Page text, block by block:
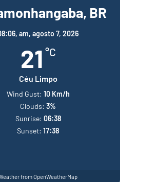
BR
am, agosto 7, 2026
21 °C
Céu Limpo
Wind Gust: 10 Km/h
Clouds: 3%
Sunrise: 06:38
Sunset: 17:38
from OpenWeatherMap